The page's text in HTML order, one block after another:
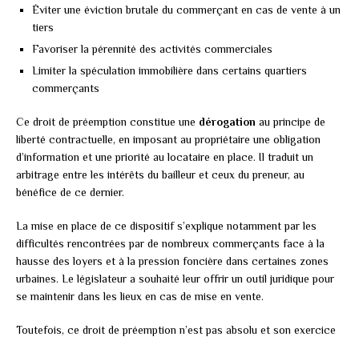
Éviter une éviction brutale du commerçant en cas de vente à un
tiers
Favoriser la pérennité des activités commerciales
Limiter la spéculation immobilière dans certains quartiers
commerçants
Ce droit de préemption constitue une dérogation au principe de
liberté contractuelle, en imposant au propriétaire une obligation
d’information et une priorité au locataire en place. Il traduit un
arbitrage entre les intérêts du bailleur et ceux du preneur, au
bénéfice de ce dernier.
La mise en place de ce dispositif s’explique notamment par les
difficultés rencontrées par de nombreux commerçants face à la
hausse des loyers et à la pression foncière dans certaines zones
urbaines. Le législateur a souhaité leur offrir un outil juridique pour
se maintenir dans les lieux en cas de mise en vente.
Toutefois, ce droit de préemption n’est pas absolu et son exercice